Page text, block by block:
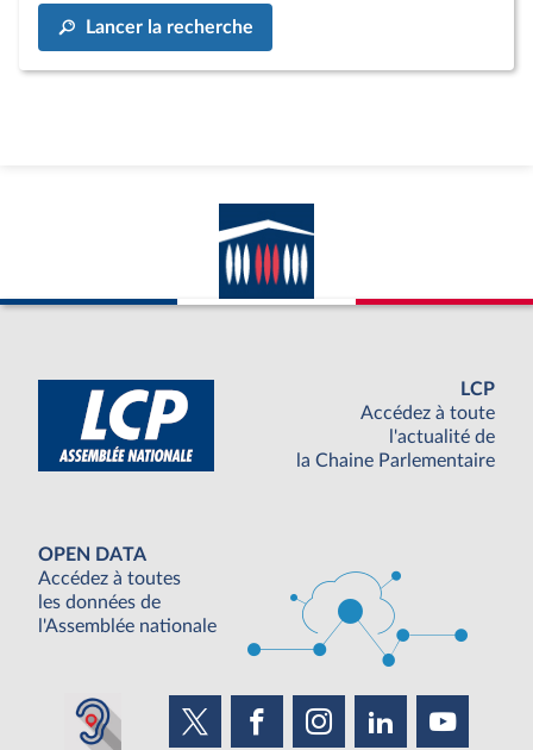
Lancer la recherche
LCP
Accédez à toute
l'actualité de
la Chaine Parlementaire
OPEN DATA
Accédez à toutes
les données de
l'Assemblée nationale